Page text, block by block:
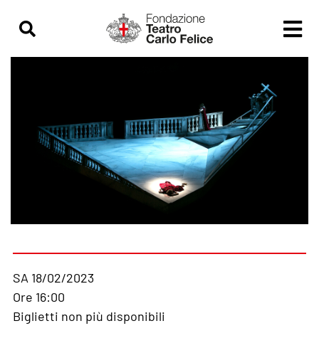
SA 18/02/2023
Ore 16:00
Biglietti non più disponibili